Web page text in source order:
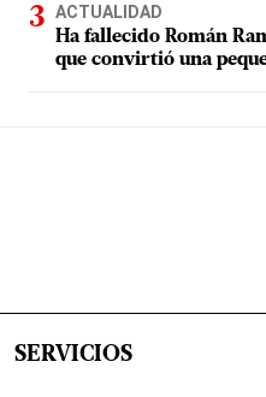
ACTUALIDAD
Ha fallecido Román
que convirtió una
SERVICIOS